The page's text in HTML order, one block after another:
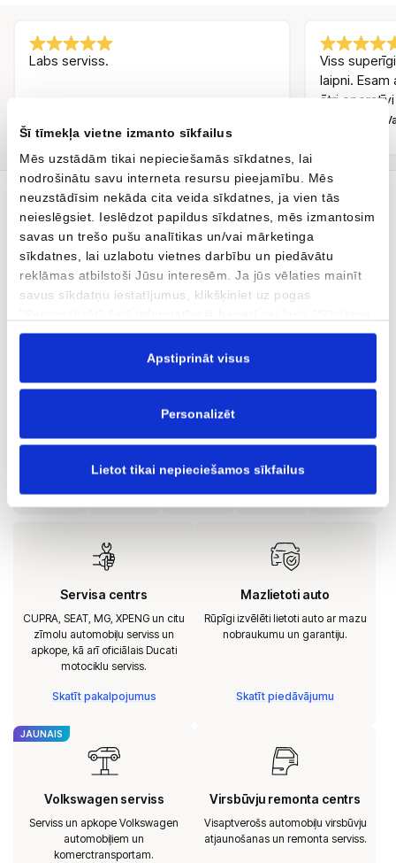
Šī tīmekļa vietne izmanto sīkfailus
Mēs uzstādām tikai nepieciešamās sīkdatnes, lai
nodrošinātu savu interneta resursu pieejamību. Mēs
neuzstādīsim nekāda cita veida sīkdatnes, ja vien tās
neieslēgsiet. Ieslēdzot papildus sīkdatnes, mēs izmantosim
savas un trešo pušu analītikas un/vai mārketinga
sīkdatnes, lai uzlabotu vietnes darbību un piedāvātu
reklāmas atbilstoši Jūsu interesēm. Ja jūs vēlaties mainīt
savus sīkdatņu iestatījumus, klikšķiniet uz pogas
politika". Vairāk informācijas par sīkdatnēm ir pieejama
šajā informatīvajā banerī un mūsu Sīkdatņu politikā.
Apstiprināt visus
Personalizēt
Lietot tikai nepieciešamos sīkfailus
Labs serviss.
Pirms 3 mēnešiem
Viss
laipni. Esam
ātri
Inguss
Tavs jaunais auto ir šeit
AUTOBRAVA Motors dīlercentrs, kas atrodas Kārļa Ulmaņa gatvē
96 un Krasta ielā 42, Rīgā, pārstāv automobiļu zīmolus CUPRA,
centri veic servisu un virsbūvju remontu jebkuram mūsdienu
automobilim. Tāpat piedāvājam rūpīgi atlasītu mazlietotu
Auto.
Servisa centrs
CUPRA, SEAT, MG, XPENG un citu
zīmolu automobiļu serviss un
apkope, kā arī oficiālais Ducati
motociklu serviss.
Skatīt pakalpojumus
Mazlietoti auto
Rūpīgi izvēlēti lietoti auto ar mazu
nobraukumu un garantiju.
Skatīt piedāvājumu
JAUNAIS
Volkswagen serviss
Serviss un apkope Volkswagen
automobiļiem un
komerctransportam.
Virsbūvju remonta centrs
Visaptverošs automobiļu virsbūvju
atjaunošanas un remonta serviss.